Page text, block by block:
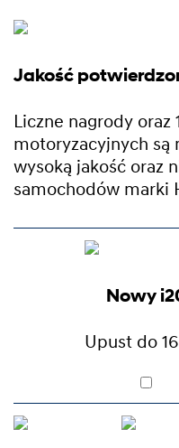
Jakość
Liczne nagrody oraz
motoryzacyjnych są
wysoką jakość oraz
samochodów marki
Nowy
Upust do